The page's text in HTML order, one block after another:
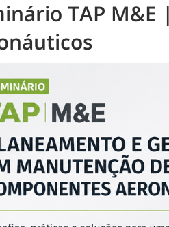
TAP